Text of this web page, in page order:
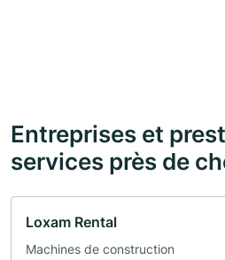
Entreprises et
services près de
Loxam Rental
Machines de construction